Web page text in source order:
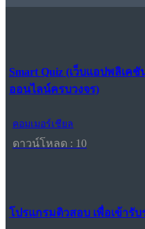
Smart Quiz (เว็บแอปพลิเค
ออนไลน์ครบวงจร)
คอมเมอร์เชียล
ดาวน์โหลด : 10
โปรแกรมติวสอบ เพื่อเข้ารั